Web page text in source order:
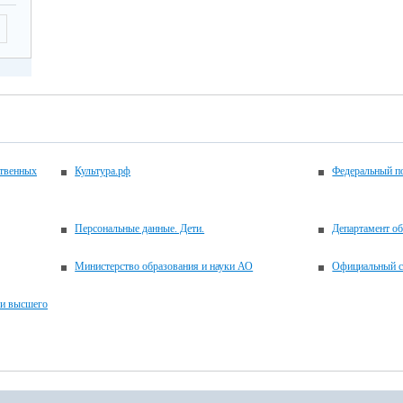
Культура.рф Федеральный
Персональные данные. Дети. Департамент
Министерство образования и науки АО Официальный
высшего